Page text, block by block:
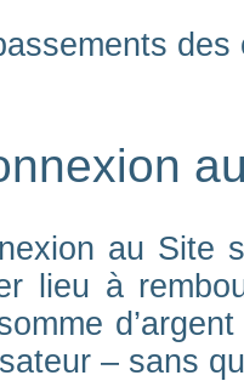
au Site
lieu à
– sans